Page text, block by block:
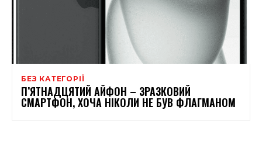
БЕЗ КАТЕГОРІЇ
П’ЯТНАДЦЯТИЙ АЙФОН – ЗРАЗКОВИЙ
СМАРТФОН, ХОЧА НІКОЛИ НЕ БУВ ФЛАГМАНОМ